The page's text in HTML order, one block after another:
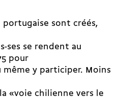
sont créés,
ses se rendent au
pour
y participer. Moins
«voie chilienne vers le